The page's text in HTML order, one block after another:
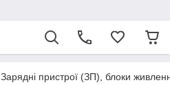
Зарядні пристрої (ЗП), блоки